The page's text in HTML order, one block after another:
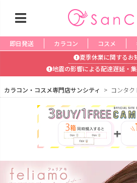
即日発送 カラコン コスメ
夏季休業に関するお
地震の影響による配達遅延・
カラコン・コスメ専門店サンシティ コンタ